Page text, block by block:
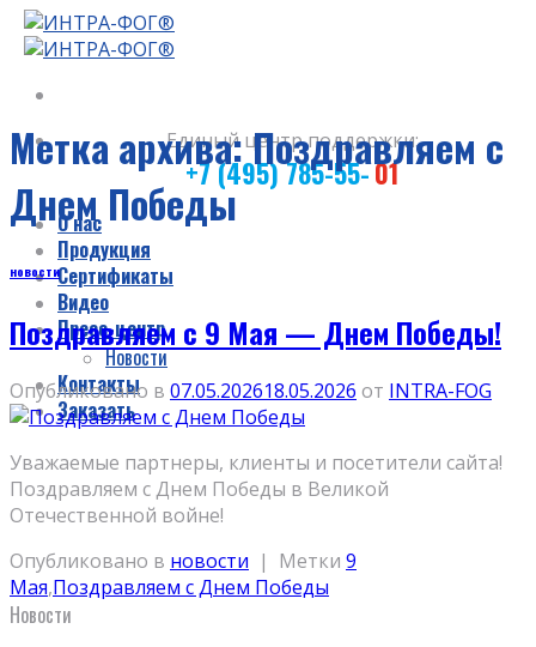
Skip
to
Единый центр поддержки:
+7 (495) 785-55-01
О нас
Продукция
Сертификаты
Видео
Пресс-центр
Новости
Контакты
Заказать
Метка архива:Поздравляем с
Днем Победы
новости
Поздравляем с 9 Мая — Днем Победы!
Опубликовано в 07.05.202618.05.2026 от INTRA-FOG
Уважаемые партнеры, клиенты и посетители сайта!
Поздравляем с Днем Победы в Великой
Отечественной войне!
Опубликовано в новости | Метки 9
Мая,Поздравляем с Днем Победы
Новости